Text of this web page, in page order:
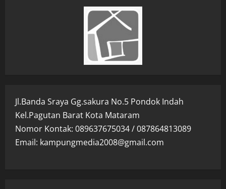
Jl.Banda Sraya Gg.sakura No.5 Pondok Indah
Kel.Pagutan Barat Kota Mataram
Nomor Kontak: 089637675034 / 087864813089
Email: kampungmedia2008@gmail.com